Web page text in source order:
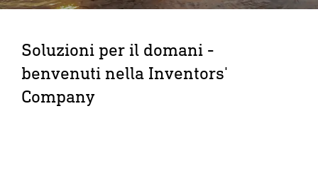
Soluzioni per il domani -
benvenuti nella Inventors'
Company